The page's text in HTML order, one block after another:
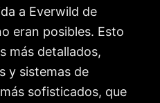
a Everwild de
eran posibles. Esto
más detallados,
y sistemas de
sofisticados, que